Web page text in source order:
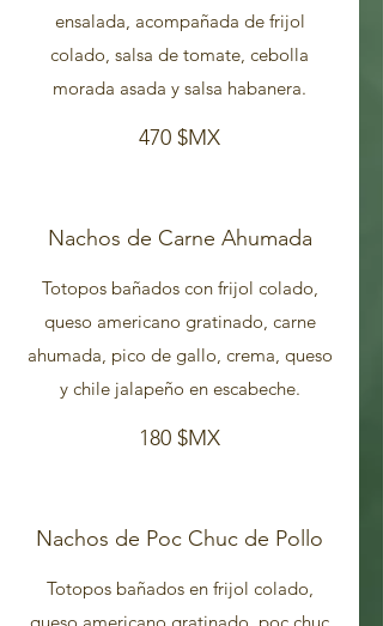
ensalada, acompañada de frijol
colado, salsa de tomate, cebolla
morada asada y salsa habanera.
470 $MX
Nachos de Carne Ahumada
Totopos bañados con frijol colado,
queso americano gratinado, carne
ahumada, pico de gallo, crema, queso
y chile jalapeño en escabeche.
180 $MX
Nachos de Poc Chuc de Pollo
Totopos bañados en frijol colado,